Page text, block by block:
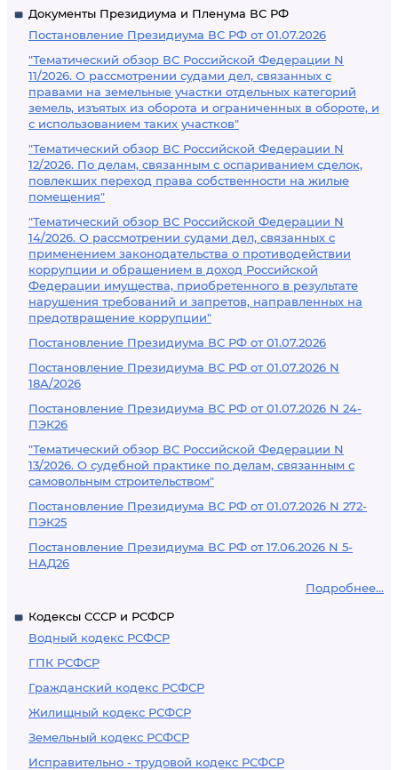
Документы Президиума и Пленума ВС РФ
Постановление Президиума ВС РФ от 01.07.2026
"Тематический обзор ВС Российской Федерации N
11/2026. О рассмотрении судами дел, связанных с
правами на земельные участки отдельных категорий
земель, изъятых из оборота и ограниченных в обороте, и
с использованием таких участков"
"Тематический обзор ВС Российской Федерации N
12/2026. По делам, связанным с оспариванием сделок,
повлекших переход права собственности на жилые
помещения"
"Тематический обзор ВС Российской Федерации N
14/2026. О рассмотрении судами дел, связанных с
применением законодательства о противодействии
коррупции и обращением в доход Российской
Федерации имущества, приобретенного в результате
нарушения требований и запретов, направленных на
предотвращение коррупции"
Постановление Президиума ВС РФ от 01.07.2026
Постановление Президиума ВС РФ от 01.07.2026 N
18А/2026
Постановление Президиума ВС РФ от 01.07.2026 N 24-
ПЭК26
"Тематический обзор ВС Российской Федерации N
13/2026. О судебной практике по делам, связанным с
самовольным строительством"
Постановление Президиума ВС РФ от 01.07.2026 N 272-
ПЭК25
Постановление Президиума ВС РФ от 17.06.2026 N 5-
НАД26
Подробнее...
Кодексы СССР и РСФСР
Водный кодекс РСФСР
ГПК РСФСР
Гражданский кодекс РСФСР
Жилищный кодекс РСФСР
Земельный кодекс РСФСР
Исправительно - трудовой кодекс РСФСР